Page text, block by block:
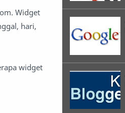
Widget
hari,
widget